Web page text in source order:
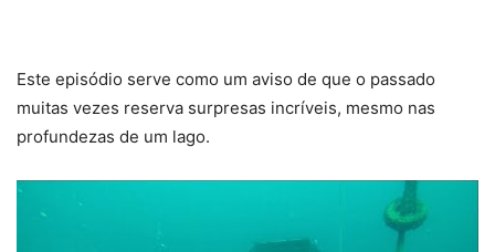
Este episódio serve como um aviso de que o passado
muitas vezes reserva surpresas incríveis, mesmo nas
profundezas de um lago.